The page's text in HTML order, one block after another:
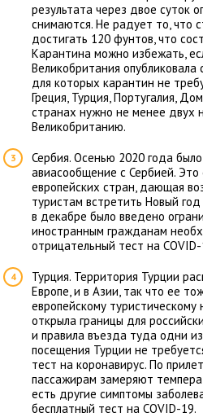
результата через двое суток
снимаются. Не радует то, что
достигать 120 фунтов, что
Карантина можно избежать,
Великобритания опубликовала
для которых карантин не
Греция, Турция, Португалия,
странах нужно не менее двух
Великобританию.
Сербия. Осенью 2020 года
авиасообщение с Сербией.
европейских стран, дающая
туристам встретить Новый
в декабре было введено
иностранным гражданам
отрицательный тест на COVID-
Турция. Территория Турции
Европе, и в Азии, так что ее
европейскому
открыла границы для
и правила въезда туда одни
посещения Турции не
тест на коронавирус. По
пассажирам замеряют
есть другие симптомы
бесплатный тест на COVID-19.